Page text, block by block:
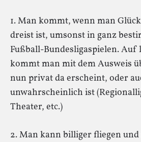
1. Man kommt, wenn man
dreist ist, umsonst in ganz
Fußball-Bundesligaspielen. Auf
kommt man mit dem Ausweis
nun privat da erscheint, oder
unwahrscheinlich ist
Theater, etc.)
2. Man kann billiger fliegen